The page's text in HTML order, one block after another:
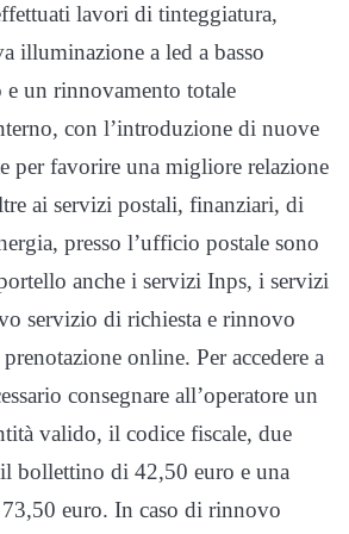
lavori di tinteggiatura,
illuminazione a led a basso
e un rinnovamento totale
con l’introduzione di nuove
per favorire una migliore relazione
ai servizi postali, finanziari, di
presso l’ufficio postale sono
anche i servizi Inps, i servizi
servizio di richiesta e rinnovo
online. Per accedere a
consegnare all’operatore un
valido, il codice fiscale, due
bollettino di 42,50 euro e una
euro. In caso di rinnovo